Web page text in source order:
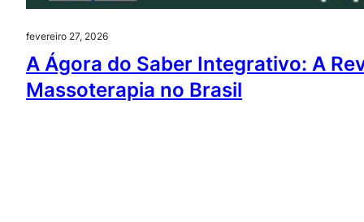
fevereiro 27, 2026
A Ágora do Saber Integrativo: A
Massoterapia no Brasil